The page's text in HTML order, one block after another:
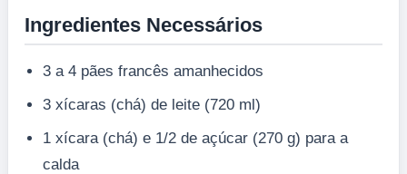
Ingredientes Necessários
3 a 4 pães francês amanhecidos
3 xícaras (chá) de leite (720 ml)
1 xícara (chá) e 1/2 de açúcar (270 g) para a
calda